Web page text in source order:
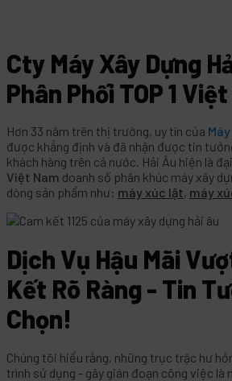
Cty Máy Xây Dựng
Phân Phối TOP 1
Hơn 33 năm trên thị trường, uy tín của
được khẳng định và đã nhận được tin
khách hàng trên cả nước. Hải Âu hiện là
Việt Nam doanh số phân khúc máy xây
dòng sản phẩm như: máy xúc lật, máy
Dịch Vụ Hậu Mãi
Kết Rõ Ràng - Tin
Chọn!
Chúng tôi hiểu rằng, những trục trặc hư
trình sử dụng - gây gián đoạn công việc là